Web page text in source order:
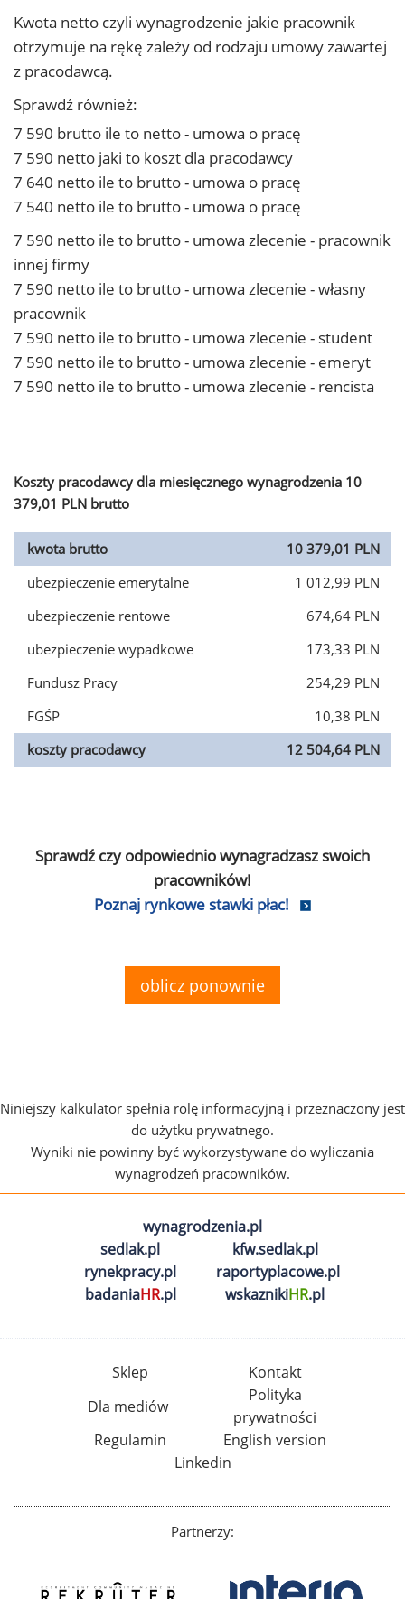
Kwota netto czyli wynagrodzenie jakie pracownik
otrzymuje na rękę zależy od rodzaju umowy zawartej
z pracodawcą.
Sprawdź również:
7 590 brutto ile to netto - umowa o pracę
7 590 netto jaki to koszt dla pracodawcy
7 640 netto ile to brutto - umowa o pracę
7 540 netto ile to brutto - umowa o pracę
7 590 netto ile to brutto - umowa zlecenie - pracownik
innej firmy
7 590 netto ile to brutto - umowa zlecenie - własny
pracownik
7 590 netto ile to brutto - umowa zlecenie - student
7 590 netto ile to brutto - umowa zlecenie - emeryt
7 590 netto ile to brutto - umowa zlecenie - rencista
Koszty pracodawcy dla miesięcznego wynagrodzenia 10
379,01 PLN brutto
kwota brutto
10 379,01 PLN
ubezpieczenie emerytalne
1 012,99 PLN
ubezpieczenie rentowe
674,64 PLN
ubezpieczenie wypadkowe
173,33 PLN
Fundusz Pracy
254,29 PLN
FGŚP
10,38 PLN
koszty pracodawcy
12 504,64 PLN
Sprawdź czy odpowiednio wynagradzasz swoich
pracowników!
Poznaj rynkowe stawki płac!
oblicz ponownie
Niniejszy kalkulator spełnia rolę informacyjną i przeznaczony jest
do użytku prywatnego.
Wyniki nie powinny być wykorzystywane do wyliczania
wynagrodzeń pracowników.
wynagrodzenia.pl
sedlak.pl
kfw.sedlak.pl
rynekpracy.pl
raportyplacowe.pl
badaniaHR.pl wskaznikiHR.pl
Sklep
Kontakt
Dla mediów
Polityka
prywatności
Regulamin
English version
Linkedin
Partnerzy: